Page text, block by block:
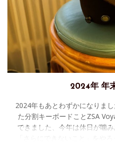
2024年 年
2024年もあとわずかになりま
た分割キーボードことZSA
できました、今年は休日が噛